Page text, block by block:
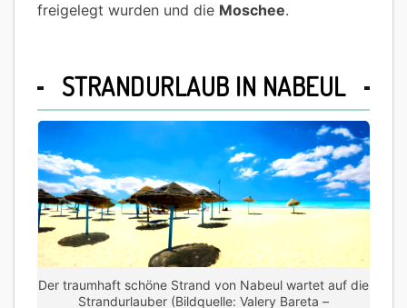
freigelegt wurden und die Moschee.
STRANDURLAUB IN NABEUL
Der traumhaft schöne Strand von Nabeul wartet auf die
Strandurlauber (Bildquelle: Valery Bareta –